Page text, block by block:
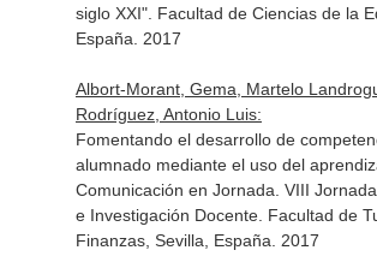
siglo XXI". Facultad de Ciencias de la
España. 2017
Albort-Morant, Gema, Martelo
Rodríguez, Antonio Luis:
Fomentando el desarrollo de
alumnado mediante el uso del
Comunicación en Jornada. VIII
e Investigación Docente. Facultad de
Finanzas, Sevilla, España. 2017